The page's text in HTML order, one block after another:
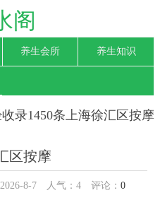
阁
养生会所 养生知识
录1450条上海徐汇区按摩
区按摩
8-7 人气： 4评论： 0